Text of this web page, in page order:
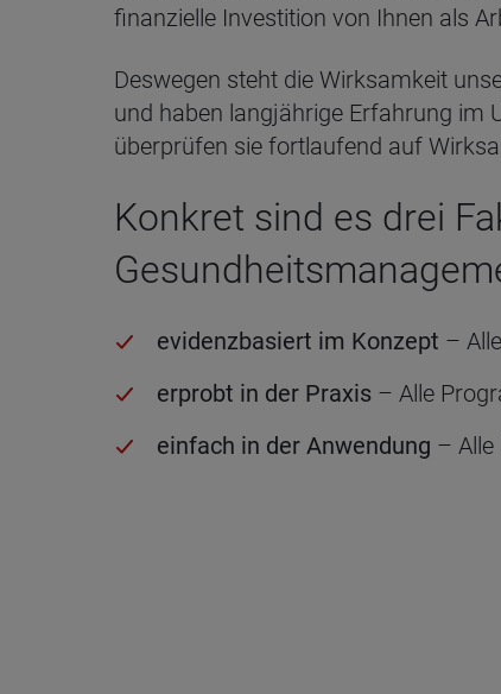
finanzielle Investition von Ihnen als
Deswegen steht die Wirksamkeit
und haben langjährige Erfahrung im
überprüfen sie fortlaufend auf
Konkret sind es drei
evidenzbasiert im Konzept –
erprobt in der Praxis – Alle
einfach in der Anwendung –